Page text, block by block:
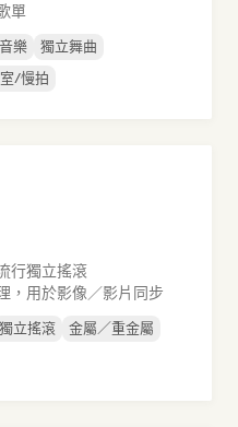
單
樂
獨立舞曲
/慢拍
行獨立搖滾
，用於影像／影片同步
獨立搖滾
金屬／重金屬